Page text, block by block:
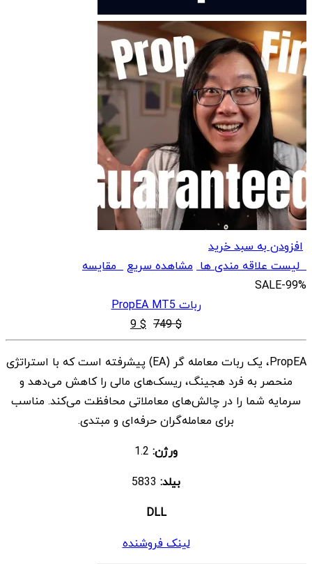
افزودن به سبد خرید
لیست علاقه مندی ها مشاهده سریعمقایسه
SALE-99%
ربات PropEA MT5
$
749
قیمت
اصلی
$ 749
بود.
$
9 قیمت
فعلی
$ 9
است.
PropEA، یک ربات معامله گر (EA) پیشرفته است که با استراتژی
منحصر به فرد هجینگ، ریسک‌های مالی را کاهش می‌دهد و
سرمایه شما را در چالش‌های معاملاتی محافظت می‌کند. مناسب
برای معامله‌گران حرفه‌ای و مبتدی.
ورژن:
بیلد:
DLL
لینک فروشنده